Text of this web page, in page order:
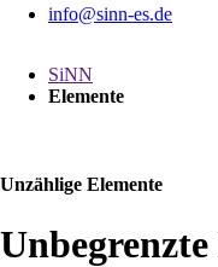
info@sinn-es.de
SiNN
Elemente
Unzählige Elemente